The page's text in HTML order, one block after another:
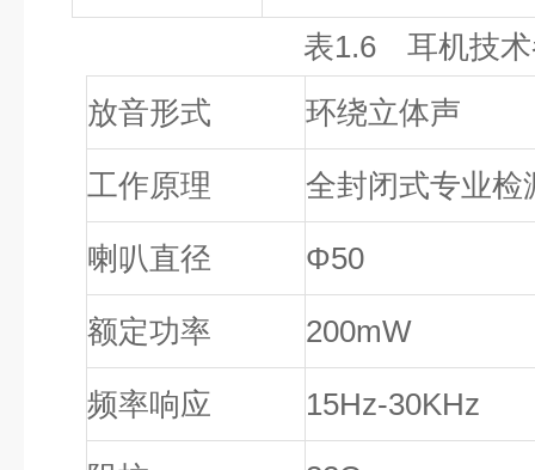
表1.6 耳机技术
放音形式
环绕立体声
工作原理 全封闭式专业检
喇叭直径 Φ50
额定功率 200mW
频率响应 15Hz-30KHz